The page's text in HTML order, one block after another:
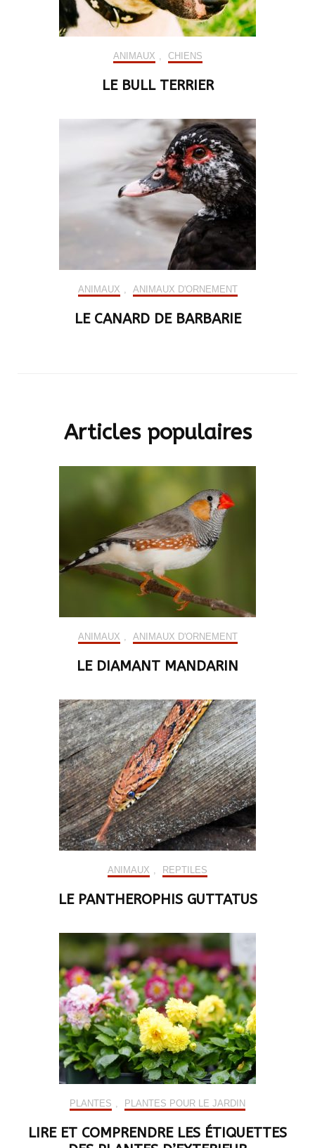
ANIMAUX CHIENS
LE BULL TERRIER
ANIMAUX ANIMAUX D'ORNEMENT
LE CANARD DE BARBARIE
Articles populaires
ANIMAUX ANIMAUX D'ORNEMENT
LE DIAMANT MANDARIN
ANIMAUX REPTILES
LE PANTHEROPHIS GUTTATUS
PLANTES PLANTES POUR LE JARDIN
LIRE ET COMPRENDRE LES ÉTIQUETTES